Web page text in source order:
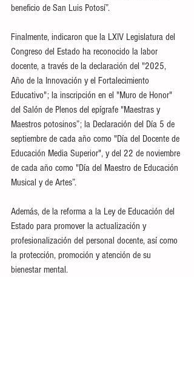
beneficio de San Luis Potosí”.
Finalmente, indicaron que la LXIV Legislatura del
Congreso del Estado ha reconocido la labor
docente, a través de la declaración del "2025,
Año de la Innovación y el Fortalecimiento
Educativo"; la inscripción en el "Muro de Honor"
del Salón de Plenos del epígrafe "Maestras y
Maestros potosinos”; la Declaración del Día 5 de
septiembre de cada año como "Día del Docente de
Educación Media Superior", y del 22 de noviembre
de cada año como "Día del Maestro de Educación
Musical y de Artes”.
Además, de la reforma a la Ley de Educación del
Estado para promover la actualización y
profesionalización del personal docente, así como
la protección, promoción y atención de su
bienestar mental.